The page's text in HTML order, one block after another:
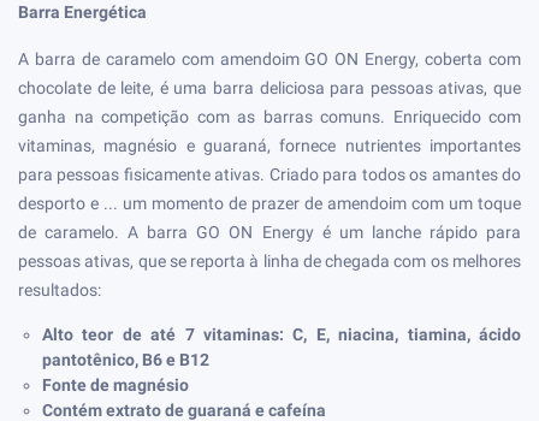
Barra Energética
A barra de caramelo com amendoim GO ON Energy, coberta com
chocolate de leite, é uma barra deliciosa para pessoas ativas, que
ganha na competição com as barras comuns. Enriquecido com
vitaminas, magnésio e guaraná, fornece nutrientes importantes
para pessoas fisicamente ativas. Criado para todos os amantes do
desporto e ... um momento de prazer de amendoim com um toque
de caramelo. A barra GO ON Energy é um lanche rápido para
pessoas ativas, que se reporta à linha de chegada com os melhores
resultados:
Alto teor de até 7 vitaminas: C, E, niacina, tiamina, ácido
pantotênico, B6 e B12
Fonte de magnésio
Contém extrato de guaraná e cafeína